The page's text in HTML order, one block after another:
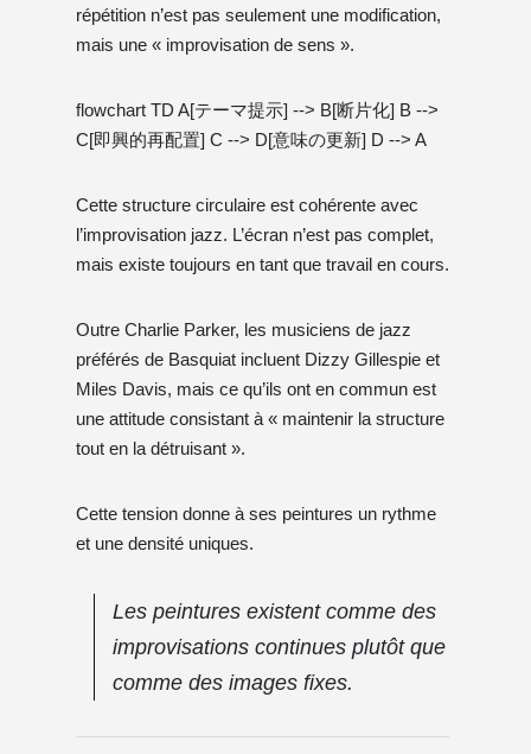
répétition n’est pas seulement une modification,
mais une « improvisation de sens ».
flowchart TD A[テーマ提示] --> B[断片化] B -->
C[即興的再配置] C --> D[意味の更新] D --> A
Cette structure circulaire est cohérente avec
l’improvisation jazz. L’écran n’est pas complet,
mais existe toujours en tant que travail en cours.
Outre Charlie Parker, les musiciens de jazz
préférés de Basquiat incluent Dizzy Gillespie et
Miles Davis, mais ce qu’ils ont en commun est
une attitude consistant à « maintenir la structure
tout en la détruisant ».
Cette tension donne à ses peintures un rythme
et une densité uniques.
Les peintures existent comme des
improvisations continues plutôt que
comme des images fixes.